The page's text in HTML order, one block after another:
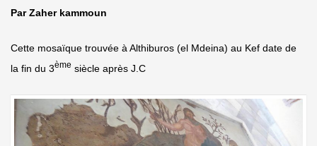
Par Zaher kammoun
Cette mosaïque trouvée à Althiburos (el Mdeina) au Kef date de
la fin du 3ème siècle après J.C